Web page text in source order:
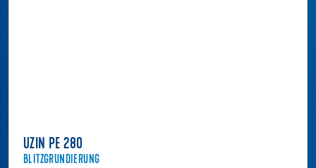
UZIN PE 280
BLITZGRUNDIERUNG